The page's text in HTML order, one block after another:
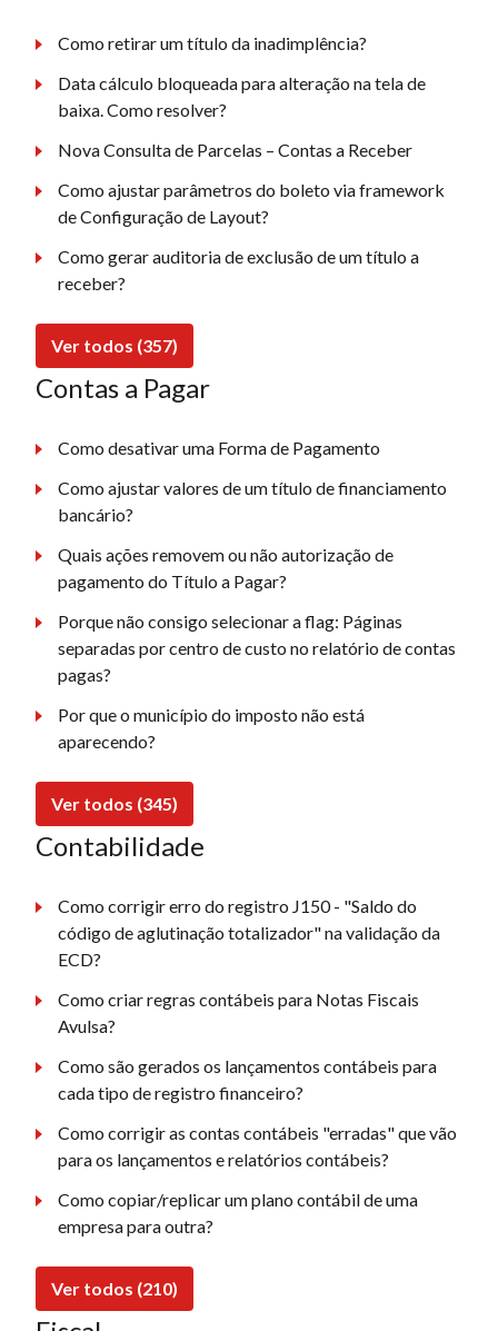
Como retirar um título da inadimplência?
Data cálculo bloqueada para alteração na tela de
baixa. Como resolver?
Nova Consulta de Parcelas – Contas a Receber
Como ajustar parâmetros do boleto via framework
de Configuração de Layout?
Como gerar auditoria de exclusão de um título a
receber?
Ver todos (357)
Contas a Pagar
Como desativar uma Forma de Pagamento
Como ajustar valores de um título de financiamento
bancário?
Quais ações removem ou não autorização de
pagamento do Título a Pagar?
Porque não consigo selecionar a flag: Páginas
separadas por centro de custo no relatório de contas
pagas?
Por que o município do imposto não está
aparecendo?
Ver todos (345)
Contabilidade
Como corrigir erro do registro J150 - "Saldo do
código de aglutinação totalizador" na validação da
ECD?
Como criar regras contábeis para Notas Fiscais
Avulsa?
Como são gerados os lançamentos contábeis para
cada tipo de registro financeiro?
Como corrigir as contas contábeis "erradas" que vão
para os lançamentos e relatórios contábeis?
Como copiar/replicar um plano contábil de uma
empresa para outra?
Ver todos (210)